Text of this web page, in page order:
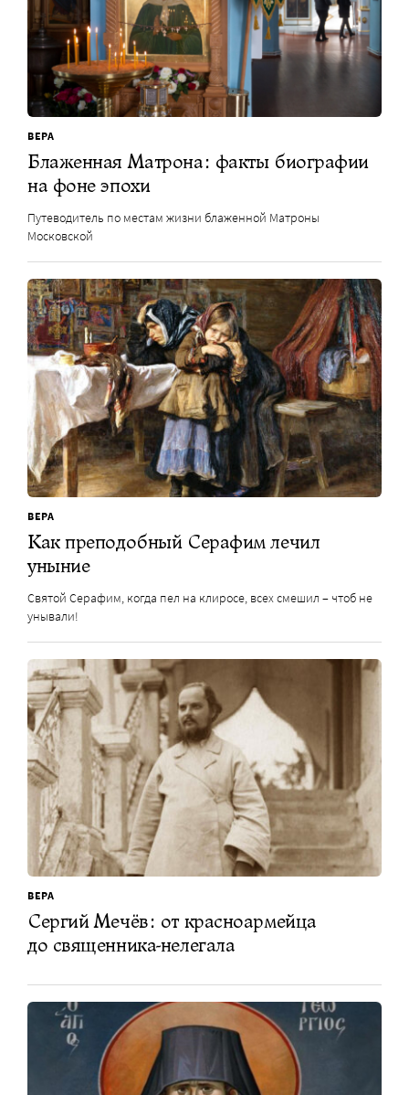
ВЕРА
Блаженная Матрона: факты биографии
на фоне эпохи
Путеводитель по местам жизни блаженной Матроны
Московской
ВЕРА
Как преподобный Серафим лечил
уныние
Святой Серафим, когда пел на клиросе, всех смешил – чтоб не
унывали!
ВЕРА
Сергий Мечёв: от красноармейца
до священника-нелегала